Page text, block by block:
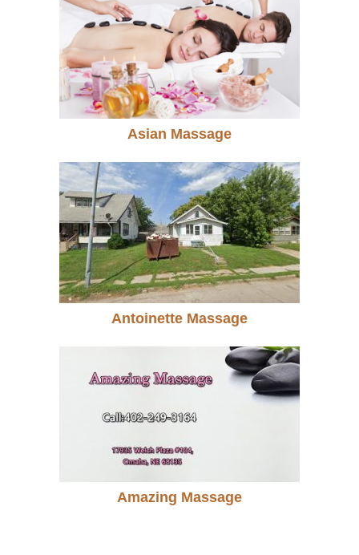
Asian Massage
Antoinette Massage
Amazing Massage